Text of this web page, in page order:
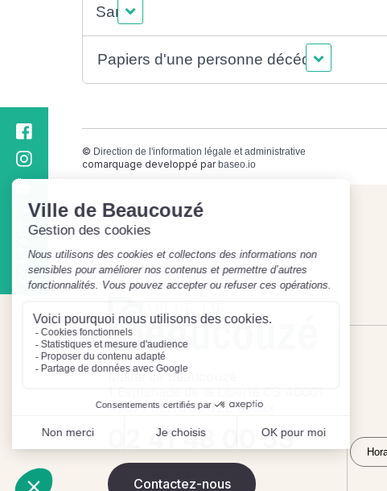
CONTACT
Santé
Papiers d'une personne décédée
© Direction de l'information légale et administrative
comarquage developpé parbaseo.io
Mairie de Beaucouzé
49071 BEAUCOUZE Cedex
02 41 48 00 53
Contactez-nous